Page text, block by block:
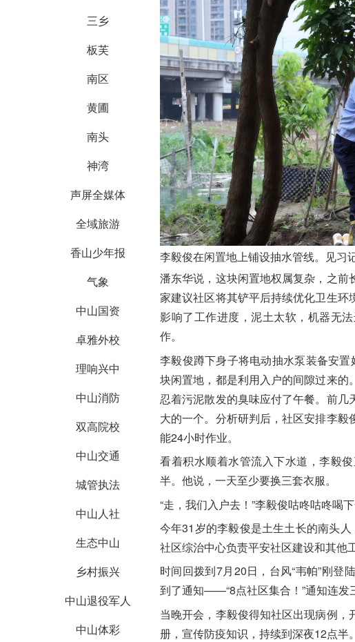
三乡
板芙
南区
黄圃
南头
神湾
声屏全媒体
全域旅游
香山少年报
气象
中山国资
卓雅外校
理响兴中
中山消防
双高院校
中山交通
城管执法
中山人社
生态中山
乡村振兴
中山退役军人
中山体彩
李毅俊在闲置地上铺设抽水管线。见习
潘东华说，这块闲置地权属复杂，之
家建议社区将其铲平后持续优化卫生
影响了工作进度，泥土太软，机器无
作。
李毅俊蹲下身子将电动抽水泵装备安
块闲置地，都是利用入户的间隙过来的
忍着污泥散发的臭味应付了午餐。前
大的一个。分析研判后，社区安排李毅
能24小时作业。
看着积水顺着水管流入下水道，李毅俊
半。他说，一天至少要换三套衣服。
“走，我们入户去！”李毅俊咕咚咕咚喝
今年31岁的李毅俊是土生土长的南头
社区综治中心负责平安社区建设和其他工
时间回拨到7月20日，台风“韦帕”刚登
到了通知——“8点社区集合！”通知连发
当晚开会， 李毅俊得知社区出现病例，
册，宣传防疫知识，持续到深夜12点半。